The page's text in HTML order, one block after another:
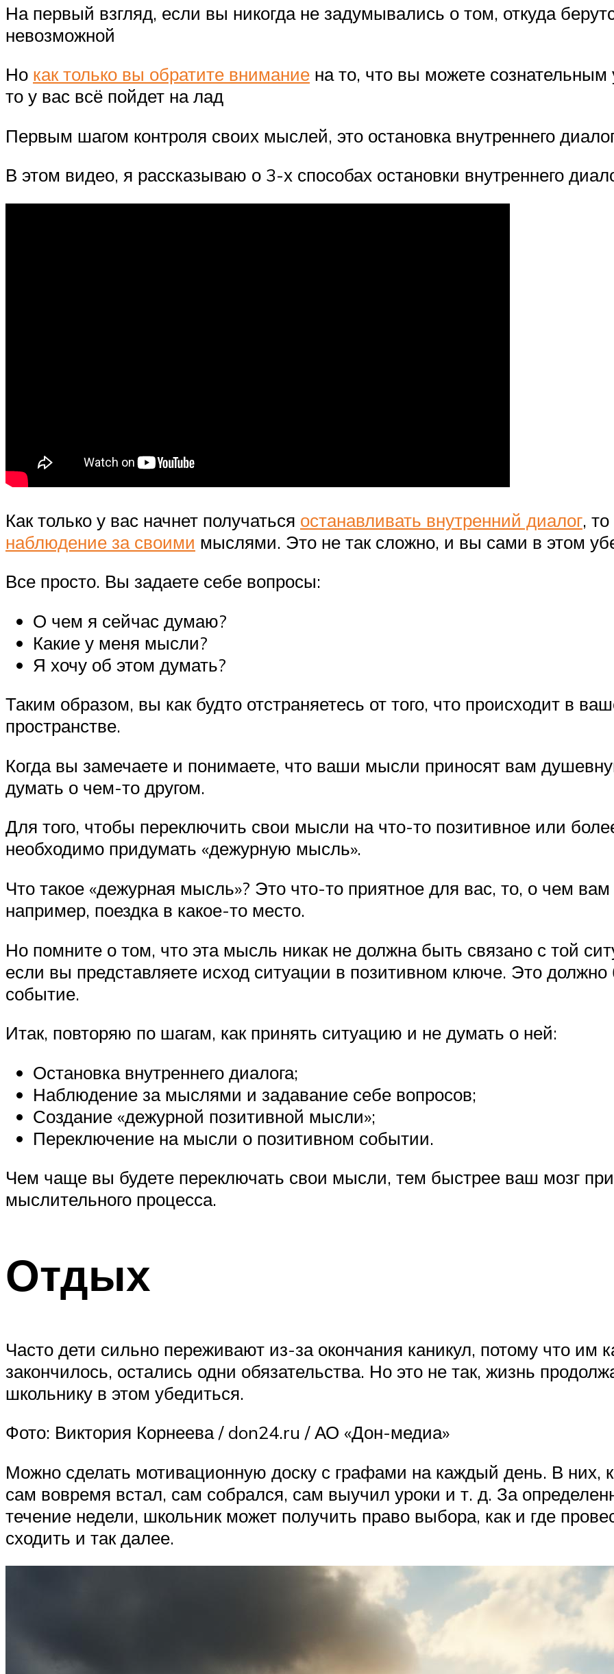
На первый взгляд, если вы никогда не задумывались о том, откуда
невозможной
Но как только вы обратите внимание на то, что вы можете
то у вас всё пойдет на лад
Первым шагом контроля своих мыслей, это остановка внутреннего
В этом видео, я рассказываю о 3-х способах остановки внутреннего
Как только у вас начнет получаться останавливать внутренний диалог,
наблюдение за своими мыслями. Это не так сложно, и вы сами в этом
Все просто. Вы задаете себе вопросы:
О чем я сейчас думаю?
Какие у меня мысли?
Я хочу об этом думать?
Таким образом, вы как будто отстраняетесь от того, что происходит в
пространстве.
Когда вы замечаете и понимаете, что ваши мысли приносят вам
думать о чем-то другом.
Для того, чтобы переключить свои мысли на что-то позитивное или
необходимо придумать «дежурную мысль».
Что такое «дежурная мысль»? Это что-то приятное для вас, то, о чем
например, поездка в какое-то место.
Но помните о том, что эта мысль никак не должна быть связано с той
если вы представляете исход ситуации в позитивном ключе. Это
событие.
Итак, повторяю по шагам, как принять ситуацию и не думать о ней:
Остановка внутреннего диалога;
Наблюдение за мыслями и задавание себе вопросов;
Создание «дежурной позитивной мысли»;
Переключение на мысли о позитивном событии.
Чем чаще вы будете переключать свои мысли, тем быстрее ваш мозг
мыслительного процесса.
Отдых
Часто дети сильно переживают из-за окончания каникул, потому что им
закончилось, остались одни обязательства. Но это не так, жизнь
школьнику в этом убедиться.
Фото: Виктория Корнеева / don24.ru / АО «Дон-медиа»
Можно сделать мотивационную доску с графами на каждый день. В них,
сам вовремя встал, сам собрался, сам выучил уроки и т. д. За
течение недели, школьник может получить право выбора, как и где
сходить и так далее.